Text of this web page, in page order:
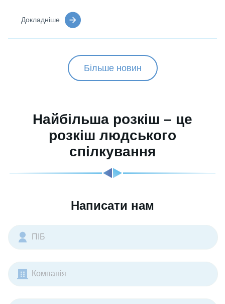
Докладніше
Більше новин
Найбільша розкіш – це
розкіш людського
спілкування
Написати нам